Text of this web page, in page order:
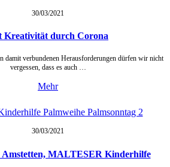
30/03/2021
Kreativität durch Corona
damit verbundenen Herausforderungen dürfen wir nicht
vergessen, dass es auch …
Mehr
30/03/2021
Amstetten, MALTESER Kinderhilfe